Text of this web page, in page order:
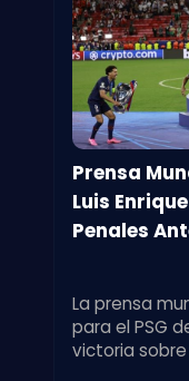
Prensa
Luis
Penales
La prensa
para el PSG
victoria sobre